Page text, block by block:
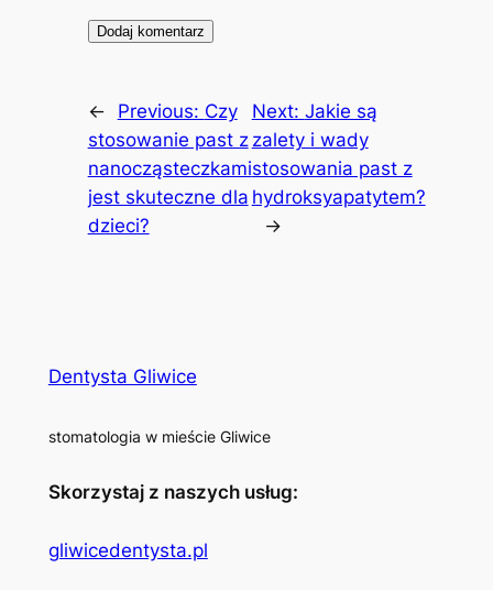
← Previous: Czy
stosowanie past z
nanocząsteczkami
jest skuteczne dla
dzieci?
Next: Jakie są
zalety i wady
stosowania past z
hydroksyapatytem?
→
Dentysta Gliwice
stomatologia w mieście Gliwice
Skorzystaj z naszych usług:
gliwicedentysta.pl